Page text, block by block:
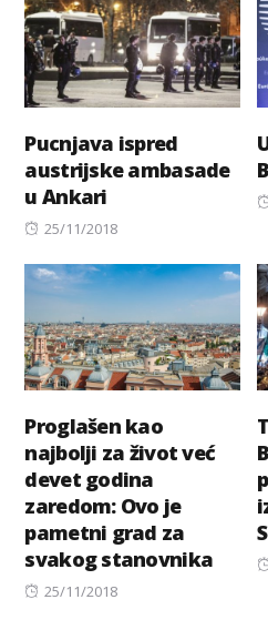
Pucnjava ispred
austrijske ambasade
u Ankari
Posted
25/11/2018
Proglašen kao
najbolji za život već
devet godina
zaredom: Ovo je
pametni grad za
svakog stanovnika
Posted
25/11/2018